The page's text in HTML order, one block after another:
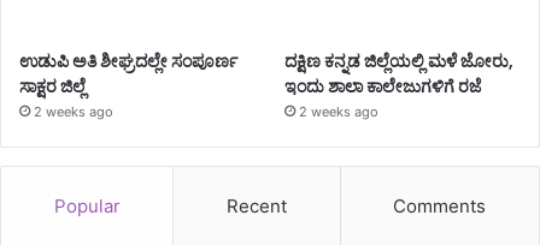
ಉಡುಪಿ ಅತಿ ಶೀಘ್ರದಲ್ಲೇ ಸಂಪೂರ್ಣ
ಸಾಕ್ಷರ ಜಿಲ್ಲೆ
2 weeks ago
ದಕ್ಷಿಣ ಕನ್ನಡ ಜಿಲ್ಲೆಯಲ್ಲಿ ಮಳೆ ಜೋರು,
ಇಂದು ಶಾಲಾ ಕಾಲೇಜುಗಳಿಗೆ ರಜೆ
2 weeks ago
Popular Recent Comments